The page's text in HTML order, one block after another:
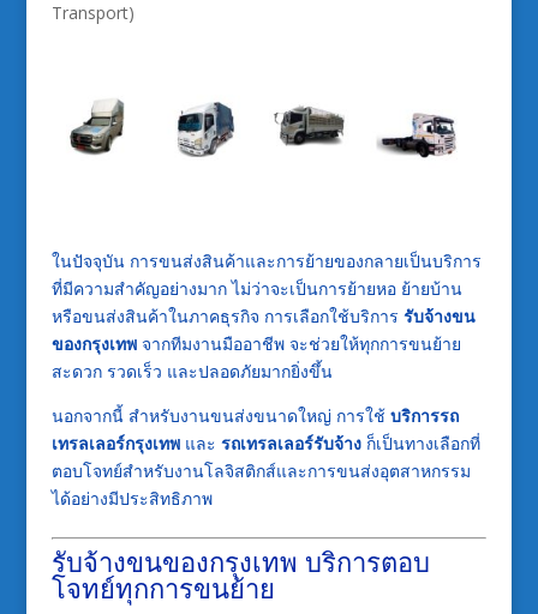
Transport)
ในปัจจุบัน การขนส่งสินค้าและการย้ายของกลายเป็นบริการ
ที่มีความสำคัญอย่างมาก ไม่ว่าจะเป็นการย้ายหอ ย้ายบ้าน
หรือขนส่งสินค้าในภาคธุรกิจ การเลือกใช้บริการ รับจ้างขน
ของกรุงเทพจากทีมงานมืออาชีพ จะช่วยให้ทุกการขนย้าย
สะดวก รวดเร็ว และปลอดภัยมากยิ่งขึ้น
นอกจากนี้ สำหรับงานขนส่งขนาดใหญ่ การใช้ บริการรถ
เทรลเลอร์กรุงเทพและ รถเทรลเลอร์รับจ้างก็เป็นทางเลือกที่
ตอบโจทย์สำหรับงานโลจิสติกส์และการขนส่งอุตสาหกรรม
ได้อย่างมีประสิทธิภาพ
รับจ้างขนของกรุงเทพ บริการตอบ
โจทย์ทุกการขนย้าย